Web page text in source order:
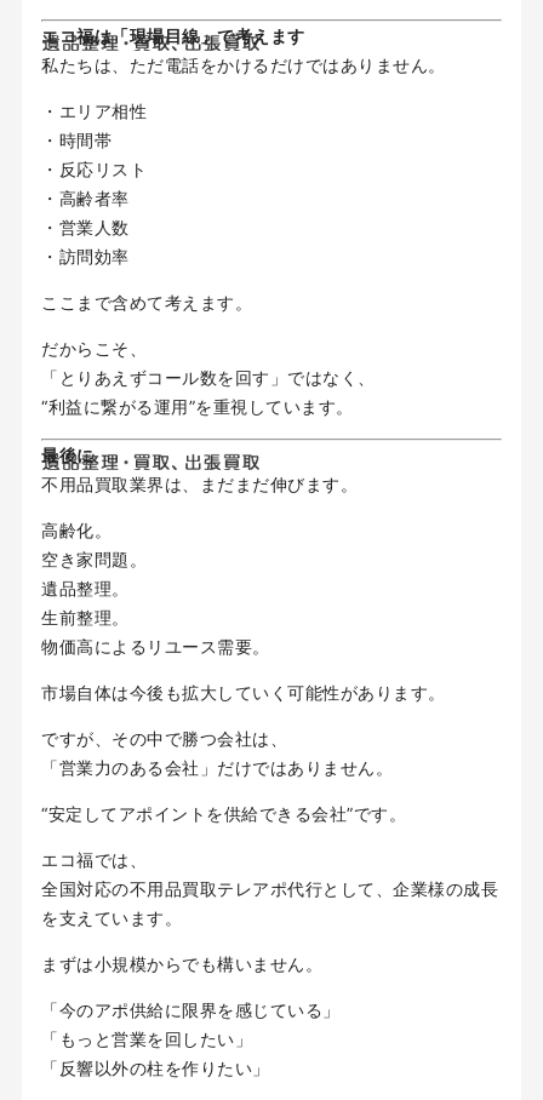
エコ福は「現場目線」で考えます
私たちは、ただ電話をかけるだけではありません。
・エリア相性
・時間帯
・反応リスト
・高齢者率
・営業人数
・訪問効率
ここまで含めて考えます。
だからこそ、
「とりあえずコール数を回す」ではなく、
“利益に繋がる運用”を重視しています。
最後に
不用品買取業界は、まだまだ伸びます。
高齢化。
空き家問題。
遺品整理。
生前整理。
物価高によるリユース需要。
市場自体は今後も拡大していく可能性があります。
ですが、その中で勝つ会社は、
「営業力のある会社」だけではありません。
“安定してアポイントを供給できる会社”です。
エコ福では、
全国対応の不用品買取テレアポ代行として、企業様の成長
を支えています。
まずは小規模からでも構いません。
「今のアポ供給に限界を感じている」
「もっと営業を回したい」
「反響以外の柱を作りたい」